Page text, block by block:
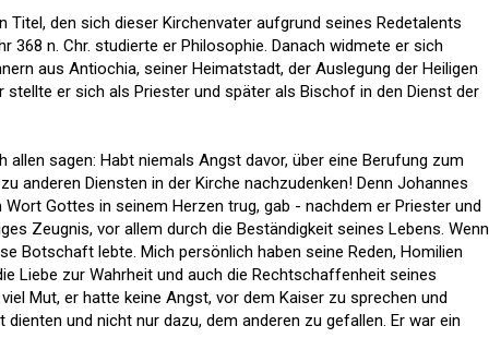
Titel, den sich dieser Kirchenvater aufgrund seines Redetalents
368 n. Chr. studierte er Philosophie. Danach widmete er sich
aus Antiochia, seiner Heimatstadt, der Auslegung der Heiligen
stellte er sich als Priester und später als Bischof in den Dienst der
allen sagen: Habt niemals Angst davor, über eine Berufung zum
anderen Diensten in der Kirche nachzudenken! Denn Johannes
Gottes in seinem Herzen trug, gab - nachdem er Priester und
Zeugnis, vor allem durch die Beständigkeit seines Lebens. Wenn
Botschaft lebte. Mich persönlich haben seine Reden, Homilien
Liebe zur Wahrheit und auch die Rechtschaffenheit seines
Mut, er hatte keine Angst, vor dem Kaiser zu sprechen und
dienten und nicht nur dazu, dem anderen zu gefallen. Er war ein